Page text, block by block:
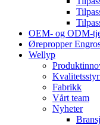
OEM- og ODM-
Ørepropper
Wellyp
Fabrikk
Vårt team
Nyheter